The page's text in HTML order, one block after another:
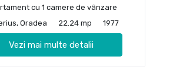
cu 1 camere de vânzare
Oradea
22.24 mp 1977
Vezi mai multe detalii